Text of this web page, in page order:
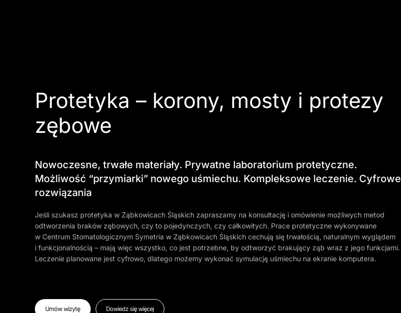
Protetyka – korony, mosty i protezy
zębowe
Nowoczesne, trwałe materiały. Prywatne laboratorium protetyczne.
Możliwość “przymiarki” nowego uśmiechu. Kompleksowe leczenie. Cyfrowe
rozwiązania
Jeśli szukasz protetyka w Ząbkowicach Śląskich zapraszamy na konsultację i omówienie możliwych metod
odtworzenia braków zębowych, czy to pojedynczych, czy całkowitych. Prace protetyczne wykonywane
w Centrum Stomatologicznym Symetria w Ząbkowicach Śląskich cechują się trwałością, naturalnym wyglądem
i funkcjonalnością – mają więc wszystko, co jest potrzebne, by odtworzyć brakujący ząb wraz z jego funkcjami.
Leczenie planowane jest cyfrowo, dlatego możemy wykonać symulację uśmiechu na ekranie komputera.
Umów wizytę Dowiedz się więcej